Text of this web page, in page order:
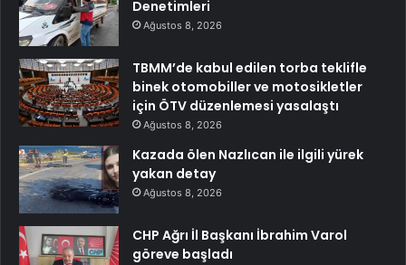
Denetimleri
Ağustos 8, 2026
TBMM’de kabul edilen torba teklifle
binek otomobiller ve motosikletler
için ÖTV düzenlemesi yasalaştı
Ağustos 8, 2026
Kazada ölen Nazlıcan ile ilgili yürek
yakan detay
Ağustos 8, 2026
CHP Ağrı İl Başkanı İbrahim Varol
göreve başladı